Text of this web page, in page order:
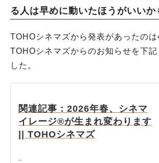
る人は早めに動いたほうがいいか
TOHOシネマズから発表があったのは
TOHOシネマズからのお知らせを下記
した。
関連記事：2026年春、シネマ
イレージ®が生まれ変わります
|| TOHOシネマズ